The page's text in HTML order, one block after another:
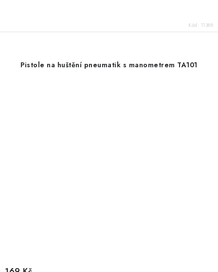
Kód: 11388
Pistole na huštění pneumatik s manometrem TA101